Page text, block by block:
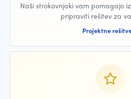
Naši strokovnjaki vam pomagajo
pripraviti rešitev za
Projektne